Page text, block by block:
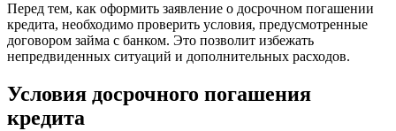
Перед тем, как оформить заявление о досрочном погашении
кредита, необходимо проверить условия, предусмотренные
договором займа с банком. Это позволит избежать
непредвиденных ситуаций и дополнительных расходов.
Условия досрочного погашения
кредита